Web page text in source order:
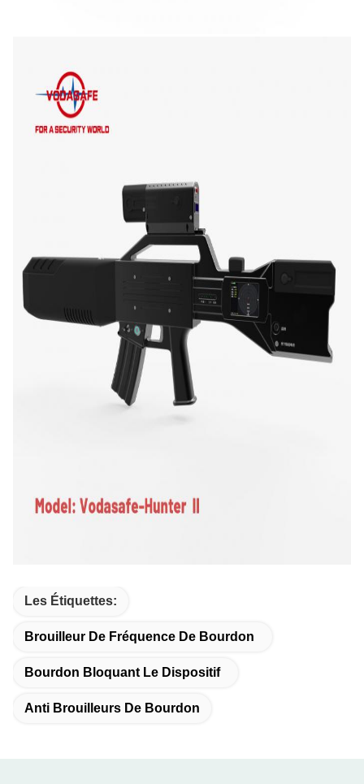
Les Étiquettes:
Brouilleur De Fréquence De Bourdon
Bourdon Bloquant Le Dispositif
Anti Brouilleurs De Bourdon